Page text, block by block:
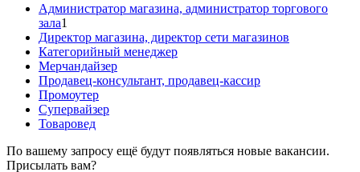
Администратор магазина, администратор торгового
зала1
Директор магазина, директор сети магазинов
Категорийный менеджер
Мерчандайзер
Продавец-консультант, продавец-кассир
Промоутер
Супервайзер
Товаровед
По вашему запросу ещё будут появляться новые вакансии.
Присылать вам?